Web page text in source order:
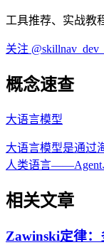
工具推荐、实战教
关注 @skillnav_dev
概念速查
大语言模型
大语言模型是通过
人类语言——Agent
相关文章
Zawinski定律